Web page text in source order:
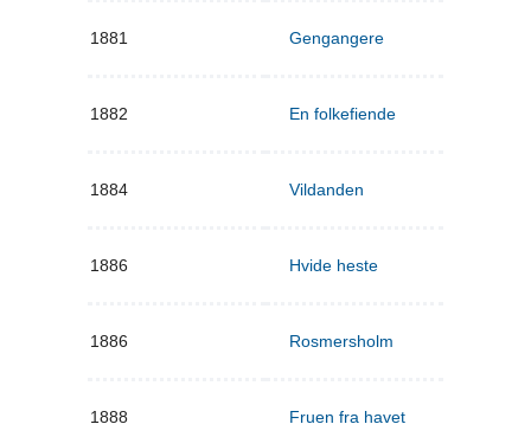
1881 Gengangere
1882 En folkefiende
1884 Vildanden
1886 Hvide heste
1886 Rosmersholm
1888 Fruen fra havet